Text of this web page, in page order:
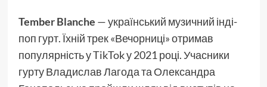
Tember Blanche — український музичний інді-
поп гурт. Їхній трек «Вечорниці» отримав
популярність у TikTok у 2021 році. Учасники
гурту Владислав Лагода та Олександра